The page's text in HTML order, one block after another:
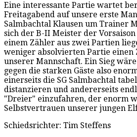
Eine interessante Partie wartet
Freitagabend auf unsere erste
Salmbachtal Klausen um Trainer
sich der B-II Meister der
einem Zähler aus zwei Partien
weniger absolvierten Partie
unserer Mannschaft. Ein Sieg
gegen die starken Gäste also
einerseits die SG Salmbachtal
distanzieren und andererseits
"Dreier" einzufahren, der enorm
Selbstvertrauen unserer jungen
Schiedsrichter: Tim Steffens